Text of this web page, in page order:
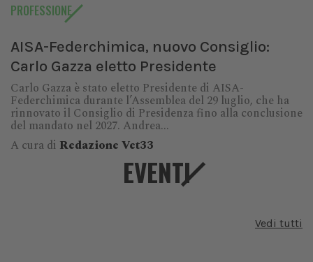
PROFESSIONE
AISA-Federchimica, nuovo Consiglio:
Carlo Gazza eletto Presidente
Carlo Gazza è stato eletto Presidente di AISA-
Federchimica durante l’Assemblea del 29 luglio, che ha
rinnovato il Consiglio di Presidenza fino alla conclusione
del mandato nel 2027. Andrea...
A cura di Redazione Vet33
EVENTI
Vedi tutti